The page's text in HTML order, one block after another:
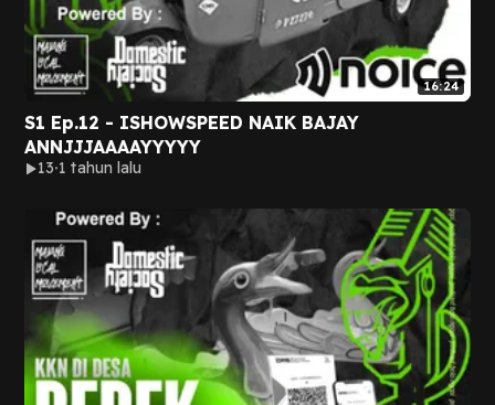
16:24
S1 Ep.12 - ISHOWSPEED NAIK BAJAY
ANNJJJAAAAYYYYY
13 1 tahun lalu